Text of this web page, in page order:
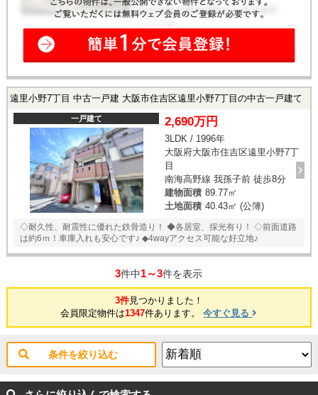
遠里小野7丁目 中古一戸建 大阪市住吉区遠里小野7丁目の中古一戸建て
一戸建て 2,690万円
3LDK / 1996年
大阪府大阪市住吉区遠里小野7丁
目
南海高野線 我孫子前 徒歩8分
建物面積 89.77㎡
土地面積 40.43㎡ (公簿)
◇耐久性、耐震性に優れた鉄骨造り！ ◆各居室、採光有り！ ◇前面道路
は約6ｍ！車庫入れも安心です♪ ◆4wayアクセス可能な好立地♪
3件中1～3件を表示
3件見つかりました！
会員限定物件は1347件あります。今すぐ見る
条件を絞り込む